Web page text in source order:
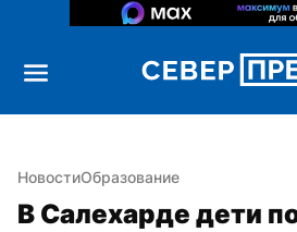
НовостиОбразование
В Салехарде дети